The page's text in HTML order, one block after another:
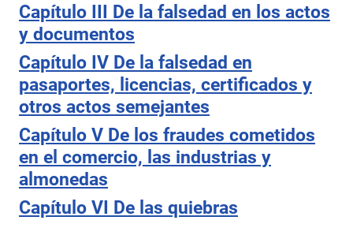
Capítulo III De la falsedad en los actos
y documentos
Capítulo IV De la falsedad en
pasaportes, licencias, certificados y
otros actos semejantes
Capítulo V De los fraudes cometidos
en el comercio, las industrias y
almonedas
Capítulo VI De las quiebras